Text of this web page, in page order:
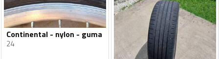
Continental - nylon - guma
24